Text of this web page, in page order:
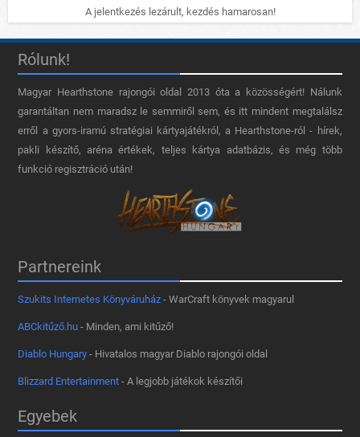
A jelentkezés lezárult, kezdés hamarosan!
Rólunk!
Magyar Hearthstone​ rajongói oldal 2013 óta a közösségért! Nálunk
garantáltan nem maradsz le semmiről sem, és itt mindent megtalálsz
erről a gyors-iramú stratégiai kártyajátékról, a Hearthstone-ról - hírek,
pakli készítő, aréna értékek, teljes kártya adatbázis, és még több
funkció regisztráció után!
Partnereink
Szukits Internetes Könyváruház - WarCraft könyvek magyarul
ABCkitűző.hu - Minden, ami kitűző!
Diablo Hungary - Hivatalos magyar Diablo rajongói oldal
Blizzard Entertainment - A legjobb játékok készítői
Egyebek